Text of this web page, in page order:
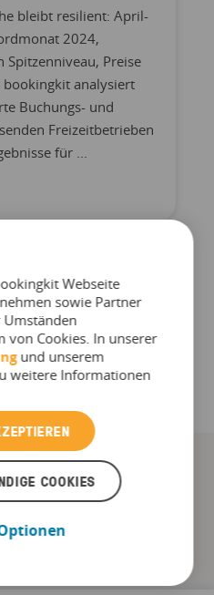
bleibt resilient: April-
2024,
Spitzenniveau, Preise
analysiert
Buchungs- und
Freizeitbetrieben
für ...
Webseite
sowie Partner
von Cookies. In unserer
und unserem
weitere Informationen
COOKIES